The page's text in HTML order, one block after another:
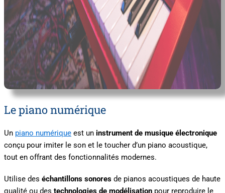
Le piano numérique
Un piano numérique est un instrument de musique électronique
conçu pour imiter le son et le toucher d’un piano acoustique,
tout en offrant des fonctionnalités modernes.
Utilise des échantillons sonores de pianos acoustiques de haute
qualité ou des technologies de modélisation pour reproduire le